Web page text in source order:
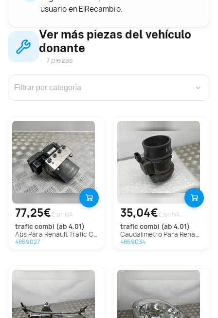
usuario en ElRecambio.
Ver más piezas del vehículo
donante
7 piezas
›
77,25€€ sin IVA
trafic combi (ab 4.01)
Abs Para Renault Trafic Combi
4869027
35,04€€ sin IVA
trafic combi (ab 4.01)
Caudalimetro Para Renault Trafic Combi
4869034